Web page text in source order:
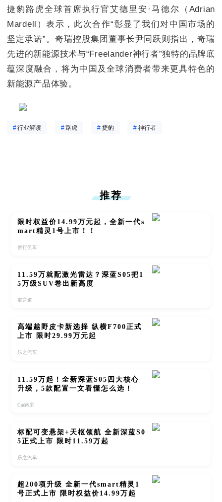
捷豹路虎全球首席执行官艾德里安·马德尔（Adrian
Mardell）表示，此次合作“彰显了我们对中国市场的
坚定承诺”。奇瑞控股集团董事长尹同跃则指出，奇瑞
先进的新能源技术与“Freelander神行者”独特的品牌底
蕴深度融合，将为中国及全球消费者带来更具特色的
新能源产品体验。
#行业解读 #路虎 # 捷豹 # 神行者
推荐
限时权益价14.99万元起，全新一代s
mart精灵1号上市！！
智行侃车
11.59万就配激光雷达？深蓝S05把1
5万级SUV卷出新高度
車言道
高端越野皮卡新选择 纵横F700正式
上市 限时29.99万元起
乐之汽车
11.59万起！全新深蓝S05四大核心
升级，5款配置一文看懂怎么选！
Car路里
标配可变悬架+天枢领航 全新深蓝S0
5正式上市 限时11.59万起
乐之汽车
超200项升级 全新一代smart精灵1
号正式上市 限时权益价14.99万起